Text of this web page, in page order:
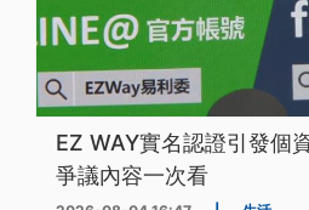
EZ WAY實名認證引發個
爭議內容一次看